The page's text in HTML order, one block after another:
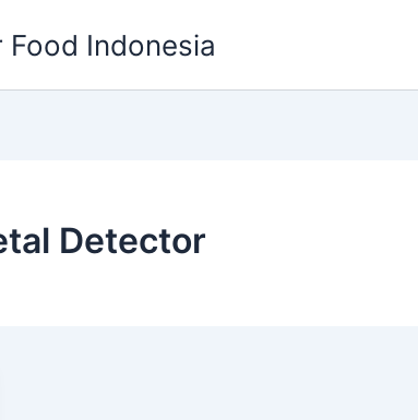
Indonesia
Detector